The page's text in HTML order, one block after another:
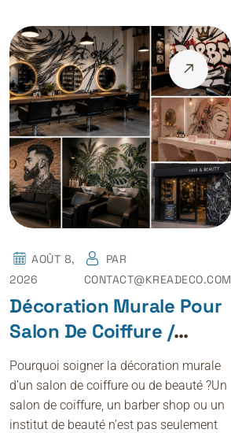
AOÛT 8,
2026
PAR
CONTACT@KREADECO.COM
Décoration Murale Pour
Salon De Coiffure /
Beauté : Créer Un
Espace Unique, Moderne
Et Mémorable
Pourquoi soigner la décoration murale
d’un salon de coiffure ou de beauté ?Un
salon de coiffure, un barber shop ou un
institut de beauté n’est pas seulement